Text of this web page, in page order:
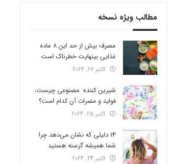
مطالب ویژه نسخه
مصرف بیش از حد این 8 ماده
غذایی بینهایت خطرناک است
اکتبر 26, 2024
شیرین کننده مصنوعی چیست،
فواید و مضرات آن کدام است؟
اکتبر 25, 2024
14 دلیلی که نشان می‌دهد چرا
شما همیشه گرسنه هستید
اکتبر 24, 2024